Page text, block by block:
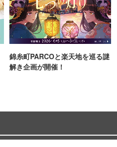
錦糸町PARCOと楽天地を巡る謎
解き企画が開催！